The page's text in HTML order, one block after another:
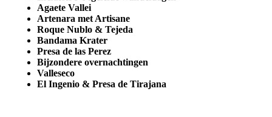
Agaete Vallei
Artenara met Artisane
Roque Nublo & Tejeda
Bandama Krater
Presa de las Perez
Bijzondere overnachtingen
Valleseco
El Ingenio & Presa de Tirajana